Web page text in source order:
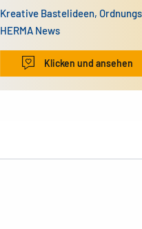
Kreative Bastelideen,
HERMA News
Klicken und ansehen